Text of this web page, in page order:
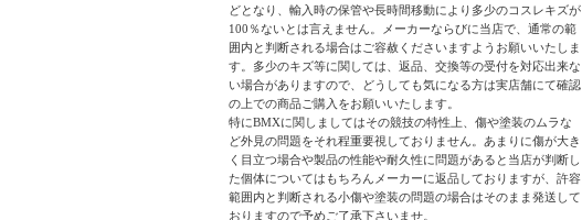
どとなり、輸入時の保管や長時間移動により多少のコスレキズが
100％ないとは言えません。メーカーならびに当店で、通常の範
囲内と判断される場合はご容赦くださいますようお願いいたしま
す。多少のキズ等に関しては、返品、交換等の受付を対応出来な
い場合がありますので、どうしても気になる方は実店舗にて確認
の上での商品ご購入をお願いいたします。
特にBMXに関しましてはその競技の特性上、傷や塗装のムラな
ど外見の問題をそれ程重要視しておりません。あまりに傷が大き
く目立つ場合や製品の性能や耐久性に問題があると当店が判断し
た個体についてはもちろんメーカーに返品しておりますが、許容
範囲内と判断される小傷や塗装の問題の場合はそのまま発送して
おりますので予めご了承下さいませ。